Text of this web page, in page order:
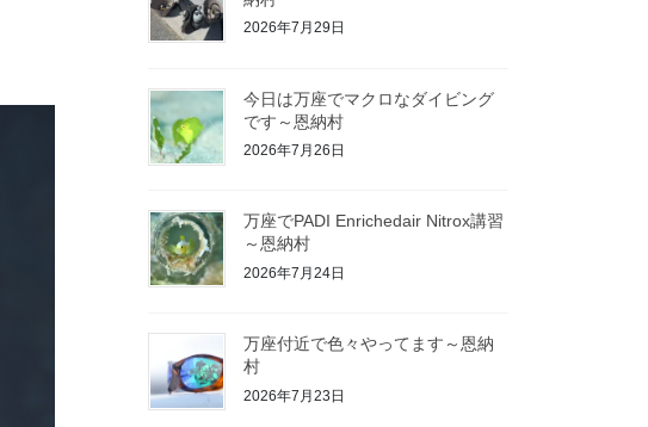
2026年7月29日
今日は万座でマクロなダイビング
です～恩納村
2026年7月26日
万座でPADI Enrichedair Nitrox講習
～恩納村
2026年7月24日
万座付近で色々やってます～恩納
村
2026年7月23日